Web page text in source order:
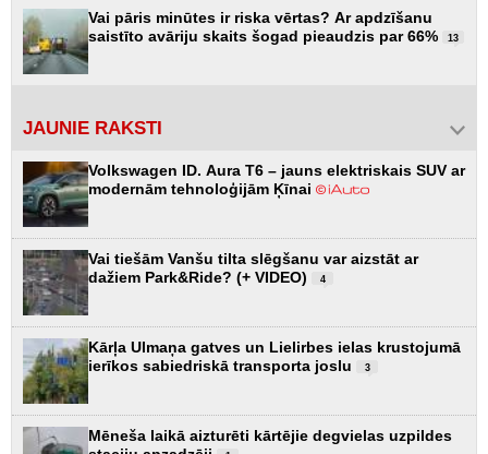
Vai pāris minūtes ir riska vērtas? Ar apdzīšanu
saistīto avāriju skaits šogad pieaudzis par 66%
13
JAUNIE RAKSTI
Volkswagen ID. Aura T6 – jauns elektriskais SUV ar
modernām tehnoloģijām Ķīnai
Vai tiešām Vanšu tilta slēgšanu var aizstāt ar
dažiem Park&Ride? (+ VIDEO)
4
Kārļa Ulmaņa gatves un Lielirbes ielas krustojumā
ierīkos sabiedriskā transporta joslu
3
Mēneša laikā aizturēti kārtējie degvielas uzpildes